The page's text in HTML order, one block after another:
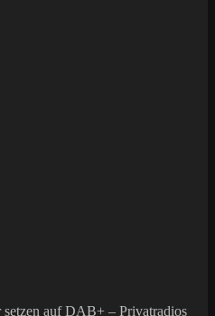
auf DAB+ – Privatradios